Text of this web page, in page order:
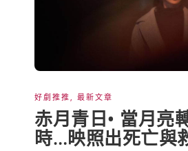
好劇推推 最新文章
赤月青日• 當月亮
時…映照出死亡與